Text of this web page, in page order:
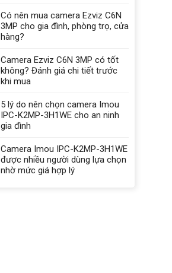
Có nên mua camera Ezviz C6N
3MP cho gia đình, phòng trọ, cửa
hàng?
Camera Ezviz C6N 3MP có tốt
không? Đánh giá chi tiết trước
khi mua
5 lý do nên chọn camera Imou
IPC-K2MP-3H1WE cho an ninh
gia đình
Camera Imou IPC-K2MP-3H1WE
được nhiều người dùng lựa chọn
nhờ mức giá hợp lý